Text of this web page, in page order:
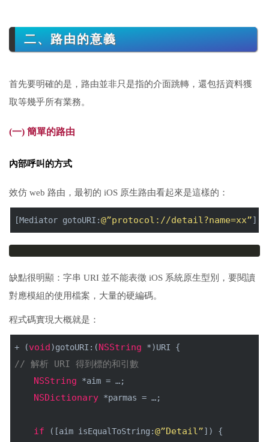
二、路由的意義
首先要明確的是，路由並非只是指的介面跳轉，還包括資料獲
取等幾乎所有業務。
(一) 簡單的路由
內部呼叫的方式
效仿 web 路由，最初的 iOS 原生路由看起來是這樣的：
[Mediator gotoURI:@”protocol://detail?name=xx”];
缺點很明顯：字串 URI 並不能表徵 iOS 系統原生型別，要閱讀
對應模組的使用檔案，大量的硬編碼。
程式碼實現大概就是：
+ (void)gotoURI:(NSString *)URI {
// 解析 URI 得到標的和引數
NSString *aim = …;
NSDictionary *parmas = …;
if ([aim isEqualToString:@”Detail”]) {